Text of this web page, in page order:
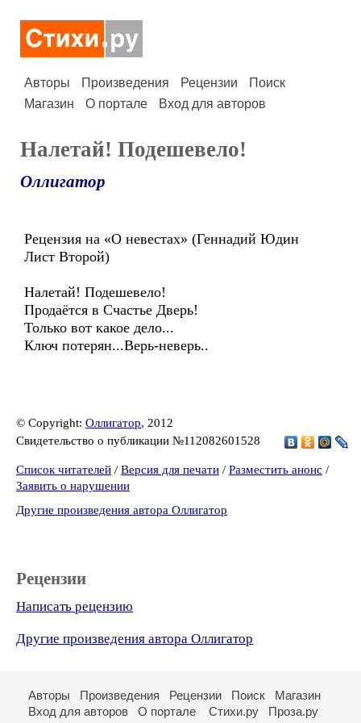
Авторы Произведения Рецензии
Поиск
Магазин
О портале Вход для авторов
Налетай! Подешевело!
Оллигатор
Рецензия на «О невестах» (Геннадий Юдин
Лист Второй)
Налетай! Подешевело!
Продаётся в Счастье Дверь!
Только вот какое дело...
Ключ потерян...Верь-неверь..
© Copyright: Оллигатор, 2012
Свидетельство о публикации №112082601528
Список читателей / Версия для печати / Разместить анонс /
Заявить о нарушении
Другие произведения автора Оллигатор
Рецензии
Написать рецензию
Другие произведения автора Оллигатор
Авторы Произведения Рецензии Поиск
Магазин
Вход для авторов
О портале Стихи.ру Проза.ру